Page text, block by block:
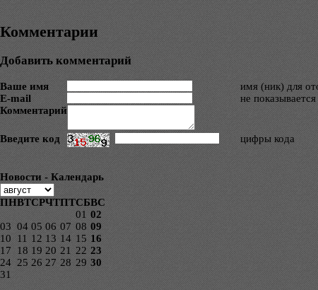
Комментарии
Добавить комментарий
Ваше имя
имя (ник) для
E-mail
не показывается
Комментарий
Введите код цифры кода
Новости - Календарь
ПНВТСРЧТПТСБВС
01 02
03 04 05 06 07 08 09
10
11 12 13 14 15 16
17
18 19 20 21 22 23
24 25 26 27 28 29 30
31